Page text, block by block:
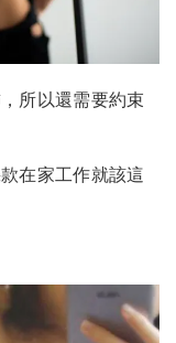
所以還需要約束
在家工作就該這